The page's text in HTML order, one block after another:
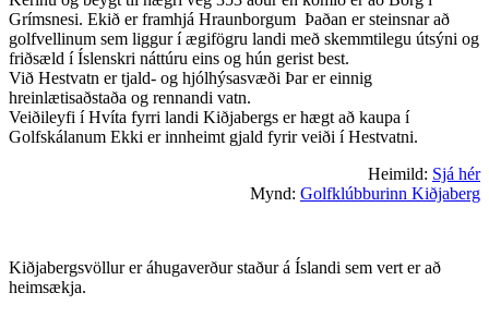
Grímsnesi. Ekið er framhjá Hraunborgum Þaðan er steinsnar að
golfvellinum sem liggur í ægifögru landi með skemmtilegu útsýni og
friðsæld í Íslenskri náttúru eins og hún gerist best.
Við Hestvatn er tjald- og hjólhýsasvæði Þar er einnig
hreinlætisaðstaða og rennandi vatn.
Veiðileyfi í Hvíta fyrri landi Kiðjabergs er hægt að kaupa í
Golfskálanum Ekki er innheimt gjald fyrir veiði í Hestvatni.
Heimild: Sjá hér
Mynd: Golfklúbburinn Kiðjaberg
Kiðjabergsvöllur er áhugaverður staður á Íslandi sem vert er að
heimsækja.